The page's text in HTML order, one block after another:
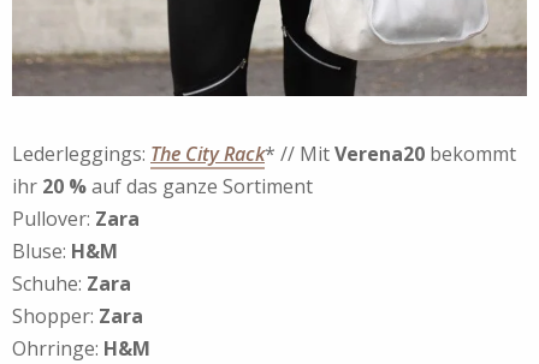
Lederleggings: The City Rack* // MitVerena20 bekommt
ihr 20 %auf das ganze Sortiment
Pullover: Zara
Bluse: H&M
Schuhe: Zara
Shopper: Zara
Ohrringe: H&M